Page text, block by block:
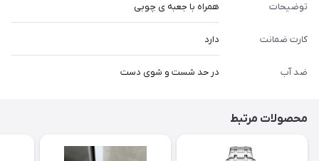
توضیحات همراه با جعبه ی چوبی
کارت ضمانت دارد
ضد آب در حد شست و شوی دست
محصولات مرتبط